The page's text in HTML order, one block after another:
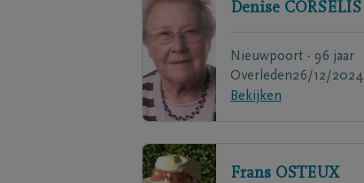
Denise CORSELIS
Nieuwpoort - 96 jaar
Overleden26/12/2024
Bekijken
Frans OSTEUX